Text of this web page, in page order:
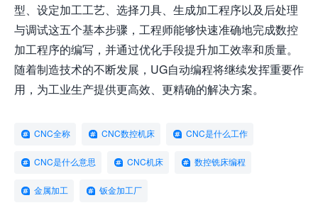
型、设定加工工艺、选择刀具、生成加工程序以及后处理
与调试这五个基本步骤，工程师能够快速准确地完成数控
加工程序的编写，并通过优化手段提升加工效率和质量。
随着制造技术的不断发展，UG自动编程将继续发挥重要作
用，为工业生产提供更高效、更精确的解决方案。
CNC全称 CNC数控机床 CNC是什么工作
CNC是什么意思 CNC机床 数控铣床编程
金属加工 钣金加工厂